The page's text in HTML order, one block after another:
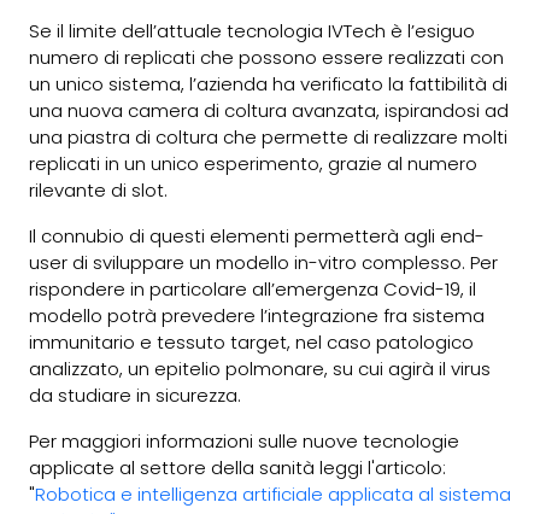
Se il limite dell’attuale tecnologia IVTech è l’esiguo
numero di replicati che possono essere realizzati con
un unico sistema, l’azienda ha verificato la fattibilità di
una nuova camera di coltura avanzata, ispirandosi ad
una piastra di coltura che permette di realizzare molti
replicati in un unico esperimento, grazie al numero
rilevante di slot.
Il connubio di questi elementi permetterà agli end-
user di sviluppare un modello in-vitro complesso. Per
rispondere in particolare all’emergenza Covid-19, il
modello potrà prevedere l’integrazione fra sistema
immunitario e tessuto target, nel caso patologico
analizzato, un epitelio polmonare, su cui agirà il virus
da studiare in sicurezza.
Per maggiori informazioni sulle nuove tecnologie
applicate al settore della sanità leggi l'articolo:
"Robotica e intelligenza artificiale applicata al sistema